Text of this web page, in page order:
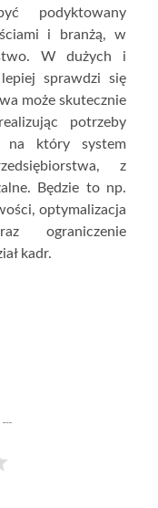
podyktowany
i branżą, w
W dużych i
sprawdzi się
może skutecznie
potrzeby
na który system
z
Będzie to np.
optymalizacja
ograniczenie
kadr.